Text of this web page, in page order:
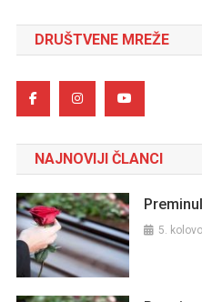
DRUŠTVENE MREŽE
NAJNOVIJI ČLANCI
5.